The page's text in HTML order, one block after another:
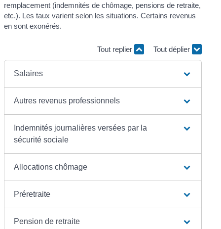
remplacement (indemnités de chômage, pensions de retraite,
etc.). Les taux varient selon les situations. Certains revenus
en sont exonérés.
Tout replier Tout déplier
Salaires
Autres revenus professionnels
Indemnités journalières versées par la
sécurité sociale
Allocations chômage
Préretraite
Pension de retraite